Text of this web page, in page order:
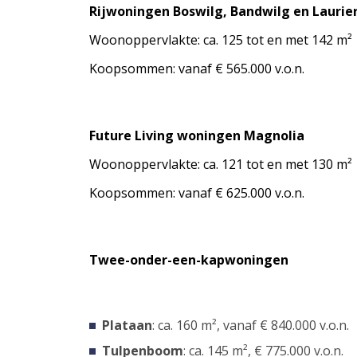
Rijwoningen Boswilg, Bandwilg en
Woonoppervlakte: ca. 125 tot en met 142 m²
Koopsommen: vanaf € 565.000 v.o.n.
Future Living woningen Magnolia
Woonoppervlakte: ca. 121 tot en met 130 m²
Koopsommen: vanaf € 625.000 v.o.n.
Twee-onder-een-kapwoningen
Plataan: ca. 160 m², vanaf € 840.000 v.o.n.
Tulpenboom: ca. 145 m², € 775.000 v.o.n.